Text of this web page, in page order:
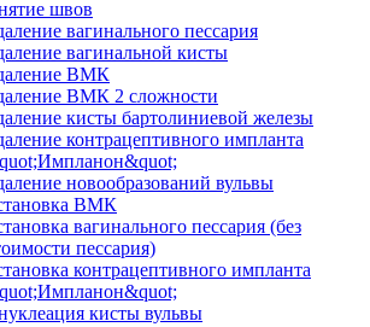
швов
вагинального пессария
вагинальной кисты
ВМК
ВМК 2 сложности
кисты бартолиниевой железы
контрацептивного импланта
новообразований вульвы
ВМК
вагинального пессария (без
пессария)
контрацептивного импланта
кисты вульвы